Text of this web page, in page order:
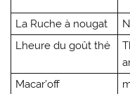
La Ruche à nougat
Lheure du goût thé
Macar’off